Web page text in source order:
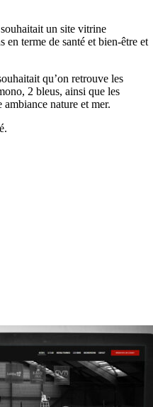
un site vitrine
en terme de santé et bien-être et
qu’on retrouve les
2 bleus, ainsi que les
nature et mer.